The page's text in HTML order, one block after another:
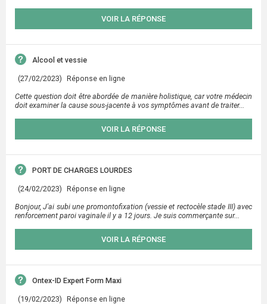
VOIR LA RÉPONSE
Alcool et vessie
(27/02/2023) Réponse en ligne
Cette question doit être abordée de manière holistique, car votre médecin
doit examiner la cause sous-jacente à vos symptômes avant de traiter...
VOIR LA RÉPONSE
PORT DE CHARGES LOURDES
(24/02/2023) Réponse en ligne
Bonjour, J'ai subi une promontofixation (vessie et rectocèle stade III) avec
renforcement paroi vaginale il y a 12 jours. Je suis commerçante sur...
VOIR LA RÉPONSE
Ontex-ID Expert Form Maxi
(19/02/2023) Réponse en ligne